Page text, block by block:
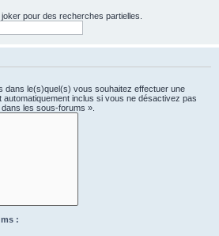
pour des recherches partielles.
dans le(s)quel(s) vous souhaitez effectuer une
inclus si vous ne désactivez pas
les sous-forums ».
: